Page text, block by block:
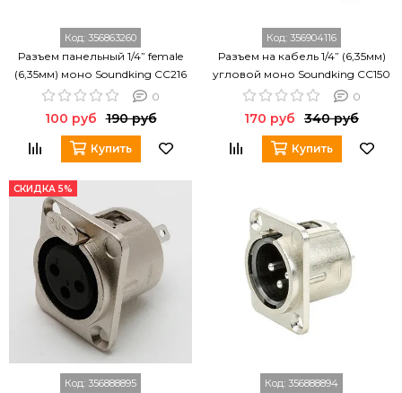
Код: 356863260
Разъем панельный 1/4” female
(6,35мм) моно Soundking CC216
0
100 руб 190 руб
Купить
Код: 356904116
Разъем на кабель 1/4” (6,35мм)
угловой моно Soundking CC150
0
170 руб 340 руб
Купить
СКИДКА 5%
Код: 356888895 Код: 356888894